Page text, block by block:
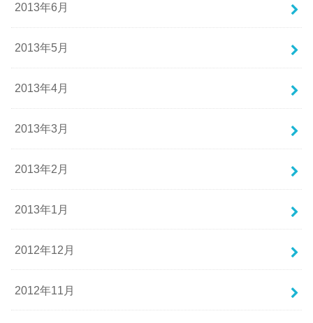
2013年6月
2013年5月
2013年4月
2013年3月
2013年2月
2013年1月
2012年12月
2012年11月